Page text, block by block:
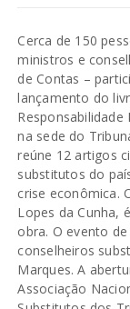
Cerca de 150
ministros e
de Contas –
lançamento do
na sede do
reúne 12 artigos
substitutos do
crise econômica.
Lopes da Cunha,
obra. O evento
conselheiros
Marques. A
Associação